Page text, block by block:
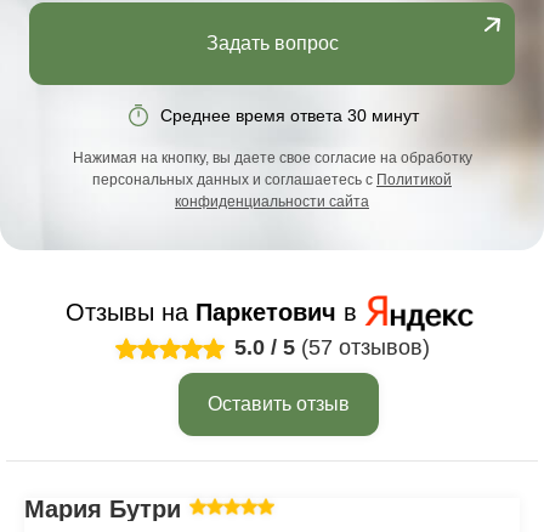
Задать вопрос
Среднее время ответа 30 минут
Нажимая на кнопку, вы даете свое согласие на обработку
персональных данных и соглашаетесь с Политикой
конфиденциальности сайта
Отзывы на Паркетович в
5.0 / 5 (57 отзывов)
Оставить отзыв
Мария Бутрим